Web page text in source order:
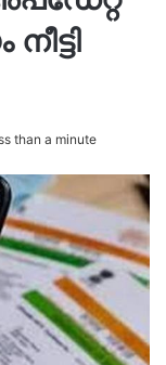
than a minute